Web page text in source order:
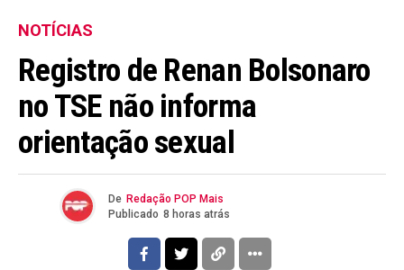
NOTÍCIAS
Registro de Renan Bolsonaro
no TSE não informa
orientação sexual
De Redação POP Mais
Publicado 8 horas atrás